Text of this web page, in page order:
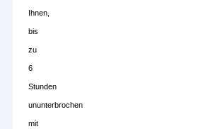
Ihnen,
bis
zu
6
Stunden
ununterbrochen
mit